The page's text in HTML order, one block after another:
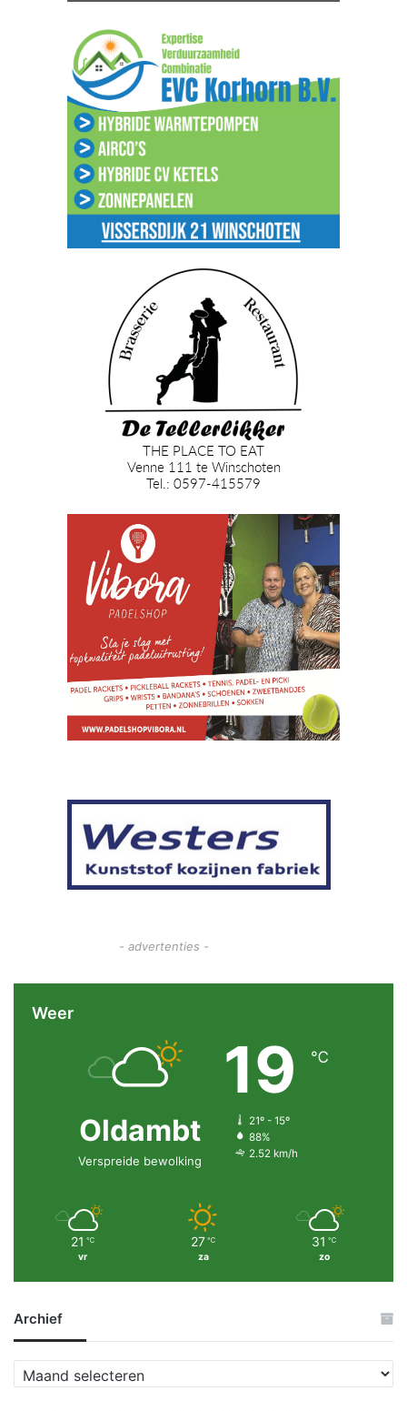
- advertenties -
Weer
Oldambt
Verspreide bewolking
19 ℃
21º - 15º
88%
2.52 km/h
21 ℃
vr
27 ℃
za
31 ℃
zo
Archief
r